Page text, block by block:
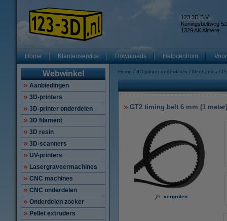
123 3D B.V.
Koningsbeltweg 52
1329 AK Almere
Home Klantenservice Downloads Helpcentrum
Webwinkel
Aanbiedingen
3D-printers
3D-printer onderdelen
3D filament
3D resin
3D-scanners
UV-printers
Lasergraveermachines
CNC machines
CNC onderdelen
Onderdelen zoeker
Pellet extruders
Home 3D-printer onderdelen Mechanica
GT2 timing belt 6 mm (1 meter)
vergroten